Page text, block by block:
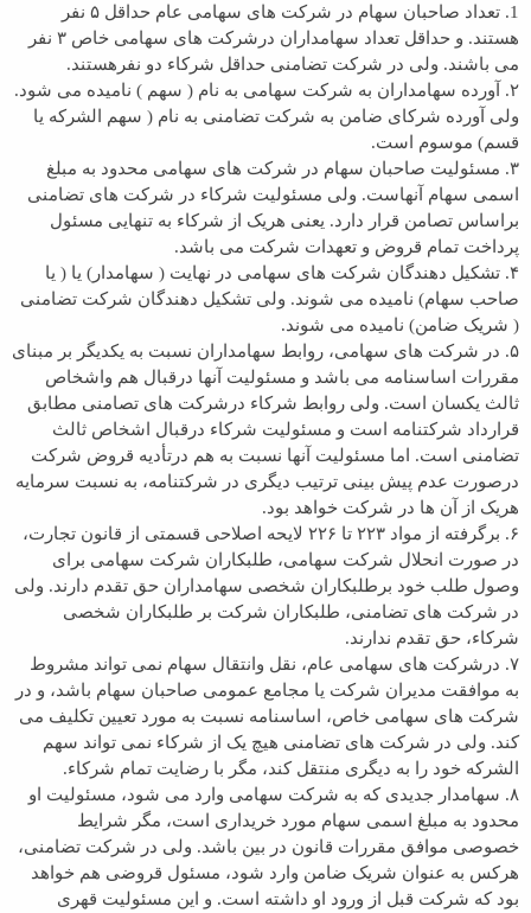
1. تعداد صاحبان سهام در شرکت های سهامی عام حداقل ۵ نفر
هستند. و حداقل تعداد سهامداران درشرکت های سهامی خاص ۳ نفر
می باشند. ولی در شرکت تضامنی حداقل شرکاء دو نفرهستند.
۲‌. آورده سهامداران به شرکت سهامی به نام ( سهم ) نامیده می شود.
ولی آورده شرکای ضامن به شرکت تضامنی به نام ( سهم الشرکه یا
قسم) موسوم است.
۳. مسئولیت صاحبان سهام در شرکت های سهامی محدود به مبلغ
اسمی سهام آنهاست. ولی مسئولیت شرکاء در شرکت های تضامنی
براساس تصامن قرار دارد. یعنی هریک از شرکاء به تنهایی مسئول
پرداخت تمام قروض و تعهدات شرکت می باشد.
۴. تشکیل دهندگان شرکت های سهامی در نهایت ( سهامدار) یا ( یا
صاحب سهام) نامیده می شوند. ولی تشکیل دهندگان شرکت تضامنی
( شریک ضامن) نامیده می شوند.
۵. در شرکت های سهامی، روابط سهامداران نسبت به یکدیگر بر مبنای
مقررات اساسنامه می باشد و مسئولیت آنها درقبال هم واشخاص
ثالث یکسان است. ولی روابط شرکاء درشرکت های تصامنی مطابق
قرارداد شرکتنامه است و مسئولیت شرکاء درقبال اشخاص ثالث
تضامنی است. اما مسئولیت آنها نسبت به هم درتأدیه قروض شرکت
درصورت عدم پیش بینی ترتیب دیگری در شرکتنامه، به نسبت سرمایه
هریک از آن ها در شرکت خواهد بود.
۶. برگرفته از مواد ۲۲۳ تا ۲۲۶ لایحه اصلاحی قسمتی از قانون تجارت،
در صورت انحلال شرکت سهامی، طلبکاران شرکت سهامی برای
وصول طلب خود برطلبکاران شخصی سهامداران حق تقدم دارند. ولی
در شرکت های تضامنی، طلبکاران شرکت بر طلبکاران شخصی
شرکاء، حق تقدم ندارند.
۷. درشرکت های سهامی عام، نقل وانتقال سهام نمی تواند مشروط
به موافقت مدیران شرکت یا مجامع عمومی صاحبان سهام باشد، و در
شرکت های سهامی خاص، اساسنامه نسبت به مورد تعیین تکلیف می
کند. ولی در شرکت های تضامنی هیچ یک از شرکاء نمی تواند سهم
الشرکه خود را به دیگری منتقل کند، مگر با رضایت تمام شرکاء.
۸. سهامدار جدیدی که به شرکت سهامی وارد می شود، مسئولیت او
محدود به مبلغ اسمی سهام مورد خریداری است، مگر شرایط
خصوصی موافق مقررات قانون در بین باشد. ولی در شرکت تضامنی،
هرکس به عنوان شریک ضامن وارد شود، مسئول قروضی هم خواهد
بود که شرکت قبل از ورود او داشته است. و این مسئولیت قهری